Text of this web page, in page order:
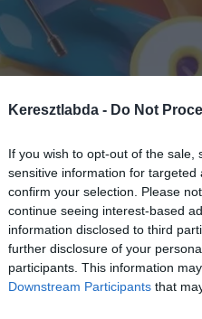
Keresztlabda - Do Not
If you wish to opt-out of the
sensitive information for
confirm your selection. Please
continue seeing interest-based
information disclosed to third
further disclosure of your
participants. This information
Downstream Participants that